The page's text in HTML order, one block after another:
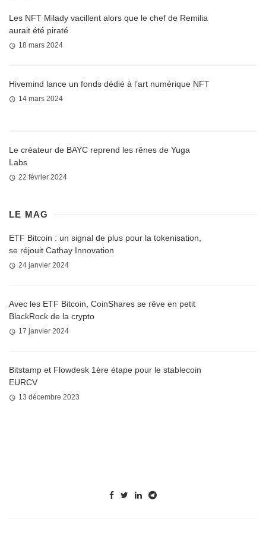
Les NFT Milady vacillent alors que le chef de Remilia
aurait été piraté
18 mars 2024
Hivemind lance un fonds dédié à l’art numérique NFT
14 mars 2024
Le créateur de BAYC reprend les rênes de Yuga
Labs
22 février 2024
LE MAG
ETF Bitcoin : un signal de plus pour la tokenisation,
se réjouit Cathay Innovation
24 janvier 2024
Avec les ETF Bitcoin, CoinShares se rêve en petit
BlackRock de la crypto
17 janvier 2024
Bitstamp et Flowdesk 1ère étape pour le stablecoin
EURCV
13 décembre 2023